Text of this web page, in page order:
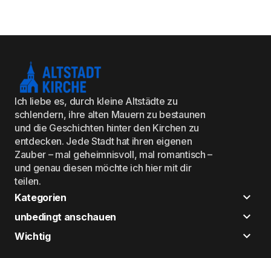
Ich liebe es, durch kleine Altstädte zu
schlendern, ihre alten Mauern zu bestaunen
und die Geschichten hinter den Kirchen zu
entdecken. Jede Stadt hat ihren eigenen
Zauber – mal geheimnisvoll, mal romantisch –
und genau diesen möchte ich hier mit dir
teilen.
Kategorien
unbedingt anschauen
Wichtig